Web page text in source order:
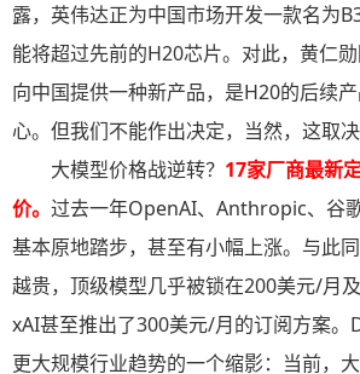
露，英伟达正为中国市场开发一款名为
能将超过先前的H20芯片。对此，黄仁
向中国提供一种新产品，是H20的后续
心。但我们不能作出决定，当然，这取
大模型价格战逆转？ 17家厂商最新
价。 过去一年OpenAI、Anthropic、谷
基本原地踏步，甚至有小幅上涨。与此
越贵，顶级模型几乎被锁在200美元/月
xAI甚至推出了300美元/月的订阅方案。
更大规模行业趋势的一个缩影：当前，